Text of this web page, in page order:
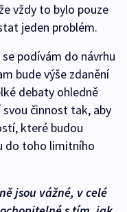
vždy to bylo pouze
jeden problém.
podívám do návrhu
bude výše zdanění
debaty ohledně
činnost tak, aby
které budou
do toho limitního
jsou vážné, v celé